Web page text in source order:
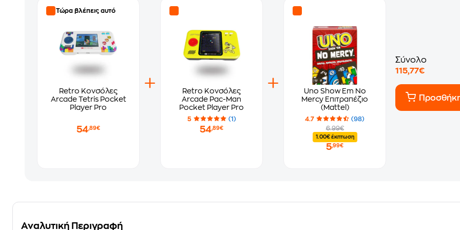
Τώρα βλέπεις αυτό
Retro Κονσόλες
Arcade Tetris Pocket
Player Pro
54,89€
Retro Κονσόλες
Arcade Pac-Man
Pocket Player Pro
5 (1)
54,89€
Uno Show Em No
Mercy Επιτραπέζιο
(Mattel)
4.7
(98)
6.99€
1.00€ έκπτωση
5,99€
Σύνολο
115,77€
Αναλυτική Περιγραφή